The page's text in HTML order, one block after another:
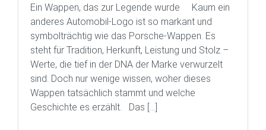
Ein Wappen, das zur Legende wurde Kaum ein
anderes Automobil-Logo ist so markant und
symbolträchtig wie das Porsche-Wappen. Es
steht für Tradition, Herkunft, Leistung und Stolz –
Werte, die tief in der DNA der Marke verwurzelt
sind. Doch nur wenige wissen, woher dieses
Wappen tatsächlich stammt und welche
Geschichte es erzählt. Das […]